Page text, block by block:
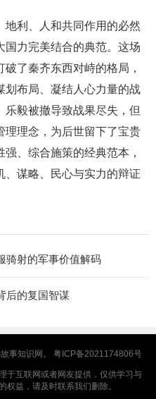
地利、人和共同作用的必然
国力完美结合的典范。这场
了秦齐东西对峙的格局，
划布局、凝结人心力量的战
毅被撤导致战果尽失，但
理理念，为后世留下了宝贵
、综合施策的经典范本，
、谋略、民心与实力的辩证
骑射的军事价值解码
后的复国智谋
事知识网。 粤ICP备2021174806号
于互联网或者网友提供，仅供学习与
权益，请及时联系我们删除。